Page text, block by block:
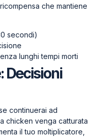
che mantiene
secondi)
lunghi tempi morti
Decisioni
continuerai ad
chicken venga catturata
il tuo moltiplicatore,